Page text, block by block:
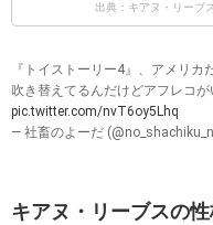
出典：キアヌ・リーブ
『トイストーリー4』、アメリ
吹き替えてるんだけどアフレコ
pic.twitter.com/nvT6oy5Lhq
— 社畜のよーだ
キアヌ・リーブスの